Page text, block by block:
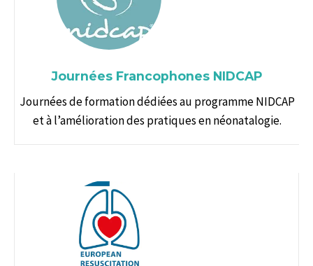
Journées Francophones NIDCAP
Journées de formation dédiées au programme NIDCAP
et à l’amélioration des pratiques en néonatalogie.